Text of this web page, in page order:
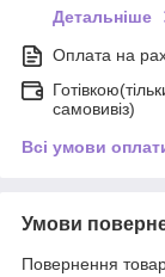
Детальніше
Оплата на
самовивіз)
Всі умови
Умови
Повернення